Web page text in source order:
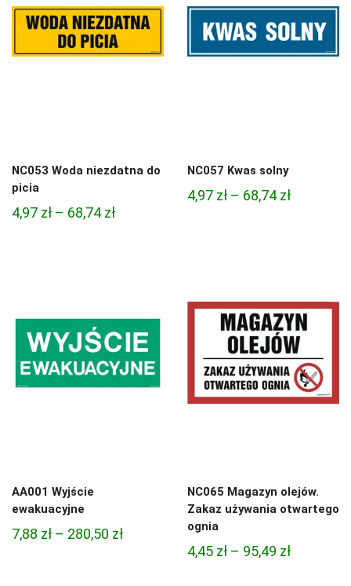
NC053 Woda niezdatna do
picia
4,97 zł – 68,74 złZakres
68,74 zł
NC057 Kwas solny
4,97 zł – 68,74 złZakres
68,74 zł
AA001 Wyjście
ewakuacyjne
7,88 zł – 280,50 złZakres
NC065 Magazyn olejów.
Zakaz używania otwartego
ognia
4,45 zł – 95,49 złZakres